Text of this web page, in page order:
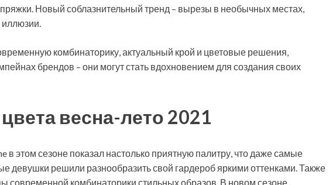
Новый соблазнительный тренд – вырезы в необычных местах,
комбинаторику, актуальный крой и цветовые решения,
брендов – они могут стать вдохновением для создания своих
весна-лето 2021
в этом сезоне показал настолько приятную палитру, что даже самые
девушки решили разнообразить свой гардероб яркими оттенками. Также
современной комбинаторики стильных образов. В новом сезоне